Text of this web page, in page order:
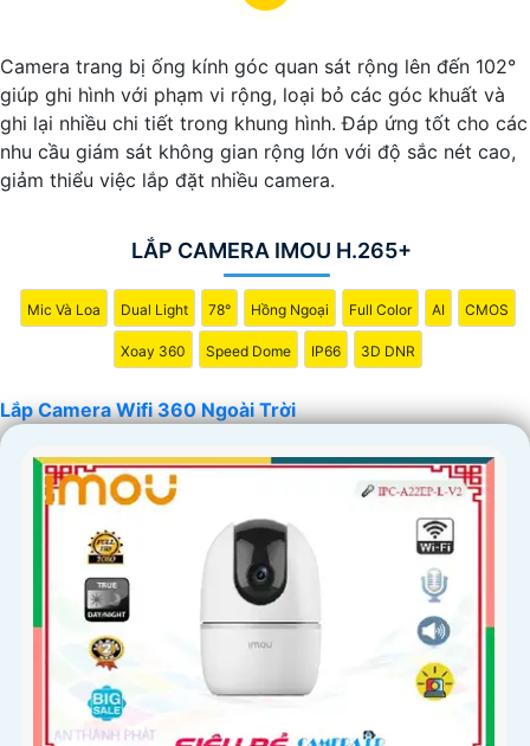
Camera được thiết kế chắc chắn, chống nước và chống
thời tiết. ️Với camera wifi 360 ngoài trời, bạn có thể yên
tâm mà không cần lo lắng về việc bị xâm nhập hoặc mất
trội tài sản.
'
Camera trang bị ống kính góc quan sát rộng lên đến 102°
giúp ghi hình với phạm vi rộng, loại bỏ các góc khuất và
ghi lại nhiều chi tiết trong khung hình. Đáp ứng tốt cho các
nhu cầu giám sát không gian rộng lớn với độ sắc nét cao,
giảm thiểu việc lắp đặt nhiều camera.
LẮP CAMERA IMOU H.265+
Mic Và Loa Dual Light 78° Hồng Ngoại Full Color AI CMOS
Xoay 360 Speed Dome IP66 3D DNR
Lắp Camera Wifi 360 Ngoài Trời